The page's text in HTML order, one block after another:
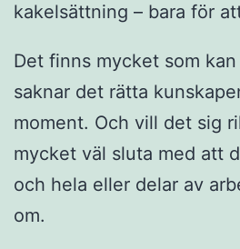
kakelsättning – bara för
Det finns mycket som
saknar det rätta
moment. Och vill det sig
mycket väl sluta med att
och hela eller delar av
om.